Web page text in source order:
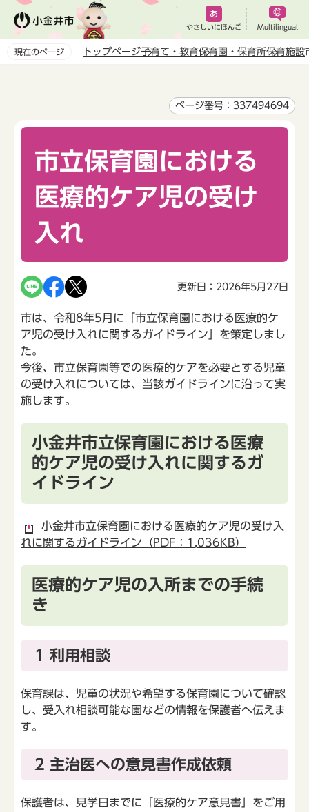
ペ
やさしいにほんご Multilingual
現在のページ トップページ子育て・教育保育園・保育所保育施設
ページ番号：337494694
市立保育園における
医療的ケア児の受け
入れ
更新日：2026年5月27日
市は、令和8年5月に「市立保育園における医療的ケ
ア児の受け入れに関するガイドライン」を策定しまし
た。
今後、市立保育園等での医療的ケアを必要とする児童
の受け入れについては、当該ガイドラインに沿って実
施します。
小金井市立保育園における医療
的ケア児の受け入れに関するガ
イドライン
小金井市立保育園における医療的ケア児の受け入
れに関するガイドライン（PDF：1,036KB）
医療的ケア児の入所までの手続
き
1 利用相談
保育課は、児童の状況や希望する保育園について確認
し、受入れ相談可能な園などの情報を保護者へ伝えま
す。
2 主治医への意見書作成依頼
保護者は、見学日までに「医療的ケア意見書」をご用